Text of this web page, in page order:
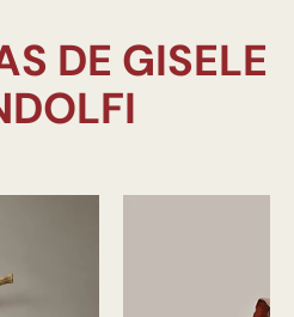
DE GISELE